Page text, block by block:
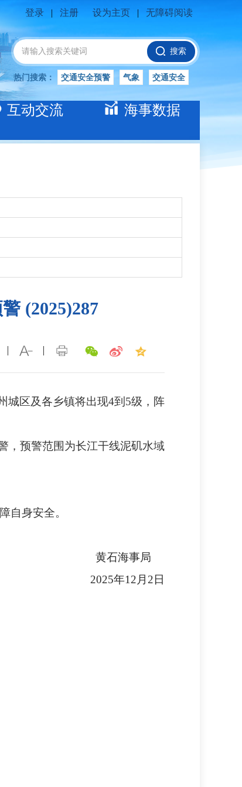
登录 | 注册 设为主页 | 无障碍阅读
搜索
热门搜索： 交通安全预警 气象 交通安全
船舶安全 水位公告 安全 交通
交通安全知识 交通安全生产
互动交流 海事数据
(2025)287
城区及各乡镇将出现4到5级，阵
，预警范围为长江干线泥矶水域
自身安全。
黄石海事局
2025年12 月 2 日